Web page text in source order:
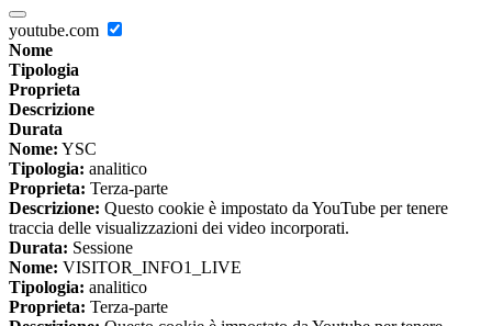
youtube.com
Nome
Tipologia
Proprieta
Descrizione
Durata
Nome: YSC
Tipologia: analitico
Proprieta: Terza-parte
Descrizione: Questo cookie è impostato da YouTube per tenere
traccia delle visualizzazioni dei video incorporati.
Durata: Sessione
Nome: VISITOR_INFO1_LIVE
Tipologia: analitico
Proprieta: Terza-parte